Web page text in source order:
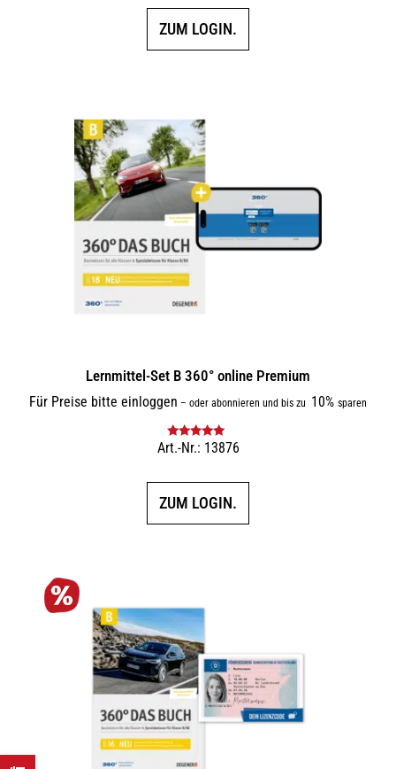
ZUM LOGIN.
Lernmittel-Set B 360° online Premium
Für Preise bitte einloggen – oder abonnieren und bis zu 10% sparen
Bewertet mit
Art.-Nr.: 13876
ZUM LOGIN.